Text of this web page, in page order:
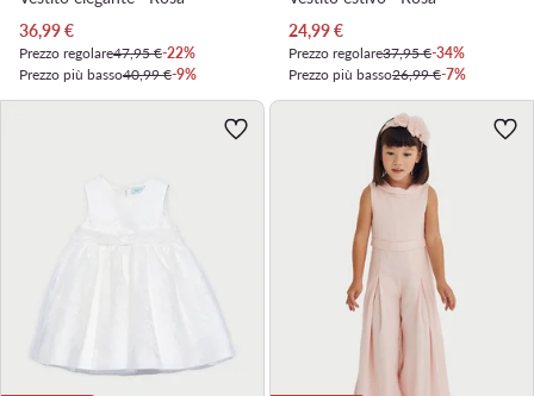
Prezzo attuale
36,99€
Prezzo regolare47,95 €-22%
Prezzo più basso40,99 €-9%
Prezzo attuale
24,99€
Prezzo regolare37,95 €-34%
Prezzo più basso26,99 €-7%